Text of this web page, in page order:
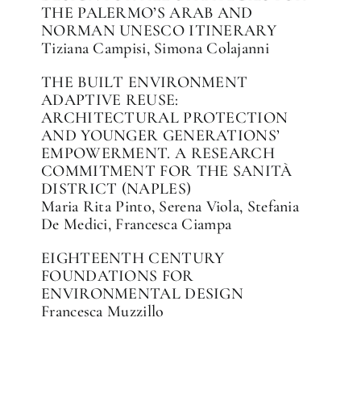
THE PALERMO’S ARAB AND
NORMAN UNESCO ITINERARY
Tiziana Campisi, Simona Colajanni
THE BUILT ENVIRONMENT
ADAPTIVE REUSE:
ARCHITECTURAL PROTECTION
AND YOUNGER GENERATIONS’
EMPOWERMENT. A RESEARCH
COMMITMENT FOR THE SANITÀ
DISTRICT (NAPLES)
Maria Rita Pinto, Serena Viola, Stefania
De Medici, Francesca Ciampa
EIGHTEENTH CENTURY
FOUNDATIONS FOR
ENVIRONMENTAL DESIGN
Francesca Muzzillo